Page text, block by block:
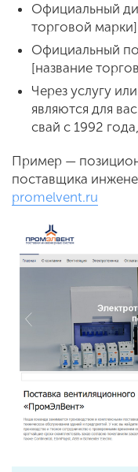
Официальный
торговой марки]
Официальный
[название
Через услугу
являются для
свай с 1992
Пример —
поставщика
promelvent.ru